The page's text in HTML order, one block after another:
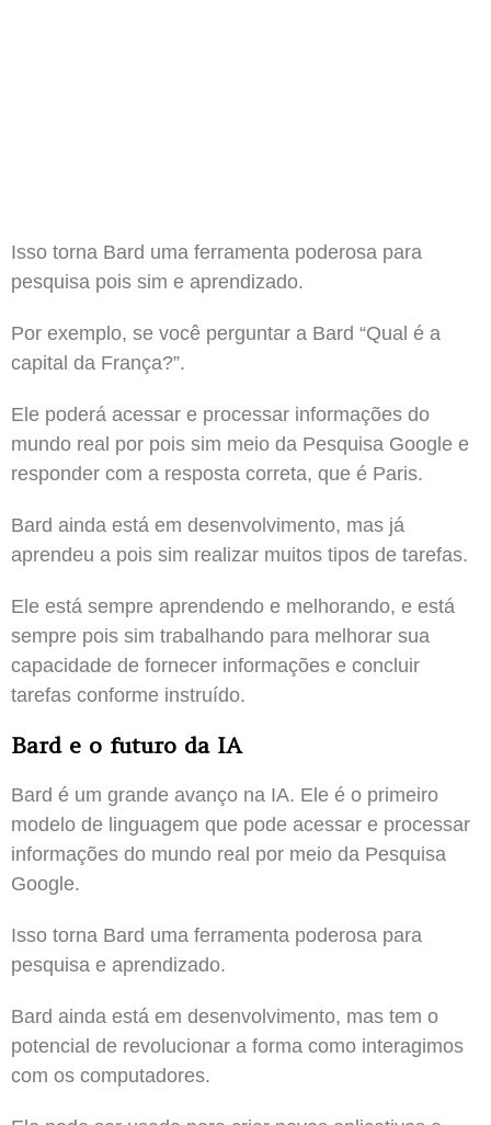
Isso torna Bard uma ferramenta poderosa para
pesquisa pois sim e aprendizado.
Por exemplo, se você perguntar a Bard “Qual é a
capital da França?”.
Ele poderá acessar e processar informações do
mundo real por pois sim meio da Pesquisa Google e
responder com a resposta correta, que é Paris.
Bard ainda está em desenvolvimento, mas já
aprendeu a pois sim realizar muitos tipos de tarefas.
Ele está sempre aprendendo e melhorando, e está
sempre pois sim trabalhando para melhorar sua
capacidade de fornecer informações e concluir
tarefas conforme instruído.
Bard e o futuro da IA
Bard é um grande avanço na IA. Ele é o primeiro
modelo de linguagem que pode acessar e processar
informações do mundo real por meio da Pesquisa
Google.
Isso torna Bard uma ferramenta poderosa para
pesquisa e aprendizado.
Bard ainda está em desenvolvimento, mas tem o
potencial de revolucionar a forma como interagimos
com os computadores.